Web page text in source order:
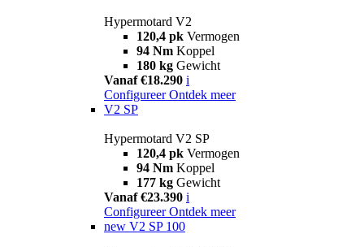
Hypermotard V2
120,4 pk Vermogen
94 Nm Koppel
180 kg Gewicht
Vanaf €18.290 i
Configureer Ontdek meer
V2 SP
Hypermotard V2 SP
120,4 pk Vermogen
94 Nm Koppel
177 kg Gewicht
Vanaf €23.390 i
Configureer Ontdek meer
new V2 SP 100